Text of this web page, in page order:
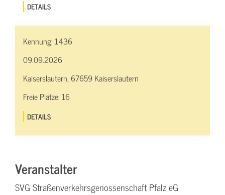
DETAILS
Kennung: 1436
09.09.2026
Kaiserslautern, 67659 Kaiserslautern
Freie Plätze: 16
DETAILS
Veranstalter
SVG Straßenverkehrsgenossenschaft Pfalz eG